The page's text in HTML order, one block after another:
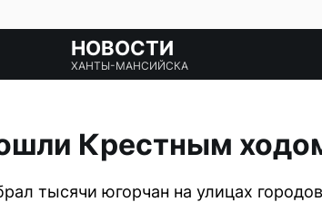
НОВОСТИ
ХАНТЫ-МАНСИЙСКА
Крестным
тысячи югорчан на улицах